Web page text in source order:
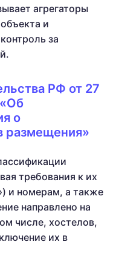
агрегаторы
и
за
РФ от 27
о
размещения»
требования к их
и номерам, а также
направлено на
числе, хостелов,
их в